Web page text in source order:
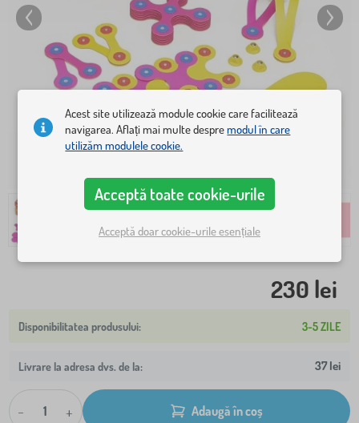
230 lei
3-5 ZILE
Livrare la adresa dvs. de la: 37 lei
- + Adaugă în coș
Acest site utilizează module cookie care facilitează
navigarea. Aflați mai multe despremodul în care
utilizăm modulele cookie.
Acceptă toate cookie-urile
Acceptă doar cookie-urile esențiale